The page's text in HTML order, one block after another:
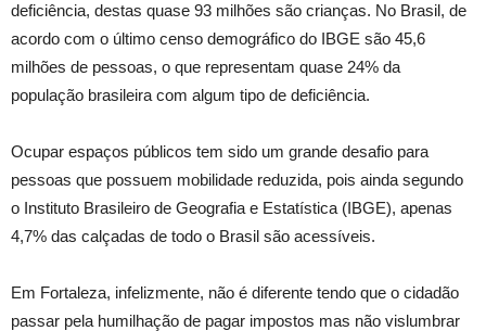
deficiência, destas quase 93 milhões são crianças. No Brasil, de
acordo com o último censo demográfico do IBGE são 45,6
milhões de pessoas, o que representam quase 24% da
população brasileira com algum tipo de deficiência.
Ocupar espaços públicos tem sido um grande desafio para
pessoas que possuem mobilidade reduzida, pois ainda segundo
o Instituto Brasileiro de Geografia e Estatística (IBGE), apenas
4,7% das calçadas de todo o Brasil são acessíveis.
Em Fortaleza, infelizmente, não é diferente tendo que o cidadão
passar pela humilhação de pagar impostos mas não vislumbrar